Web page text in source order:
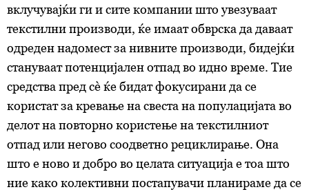
вклучувајќи ги и сите компании што увезуваат
текстилни производи, ќе имаат обврска да даваат
одреден надомест за нивните производи, бидејќи
стануваат потенцијален отпад во идно време. Тие
средства пред сè ќе бидат фокусирани да се
користат за кревање на свеста на популацијата во
делот на повторно користење на текстилниот
отпад или негово соодветно рециклирање. Она
што е ново и добро во целата ситуација е тоа што
ние како колективни постапувачи планираме да се